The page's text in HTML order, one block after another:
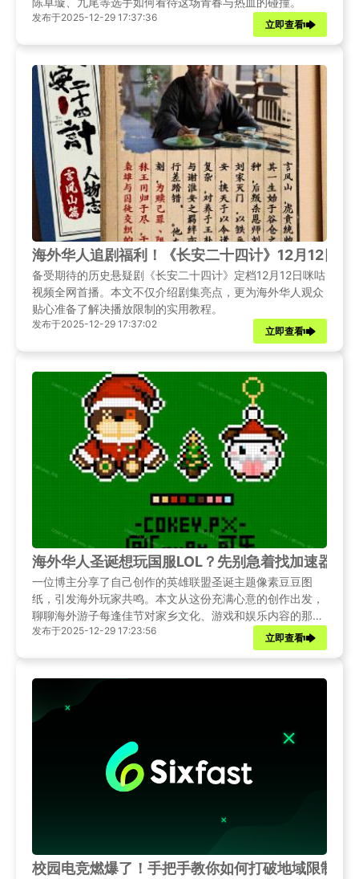
发布于2025-12-29 17:37:36
立即查看
海外华人追剧福利！《长安二十四计》12月12日
备受期待的历史悬疑剧《长安二十四计》定档12月12日咪咕
视频全网首播。本文不仅介绍剧集亮点，更为海外华人观众
贴心准备了解决播放限制的实用教程。
发布于2025-12-29 17:37:02
立即查看
海外华人圣诞想玩国服LOL？先别急着找加速器，
一位博主分享了自己创作的英雄联盟圣诞主题像素豆豆图
纸，引发海外玩家共鸣。本文从这份充满心意的创作出发，
聊聊海外游子每逢佳节对家乡文化、游戏和娱乐内容的那份
独特牵挂与连接渴望。
发布于2025-12-29 17:23:56
立即查看
校园电竞燃爆了！手把手教你如何打破地域限制，